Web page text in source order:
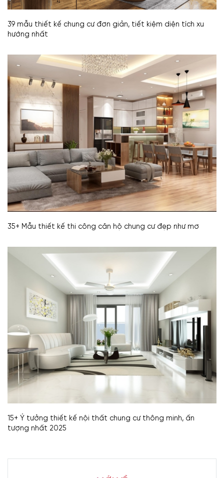
39 mẫu thiết kế chung cư đơn giản, tiết kiệm diện tích xu
hướng nhất
35+ Mẫu thiết kế thi công căn hộ chung cư đẹp như mơ
15+ Ý tưởng thiết kế nội thất chung cư thông minh, ấn
tượng nhất 2025